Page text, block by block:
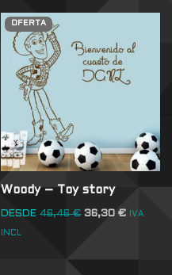
OFERTA
Woody – Toy story
DESDE 46,46€ 36,30€ IVA
INCL